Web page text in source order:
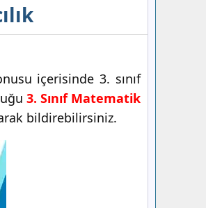
içerisinde 3. sınıf
3. Sınıf Matematik
bildirebilirsiniz.